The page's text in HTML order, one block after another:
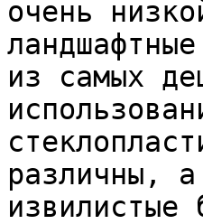
очень
из самых
различны,